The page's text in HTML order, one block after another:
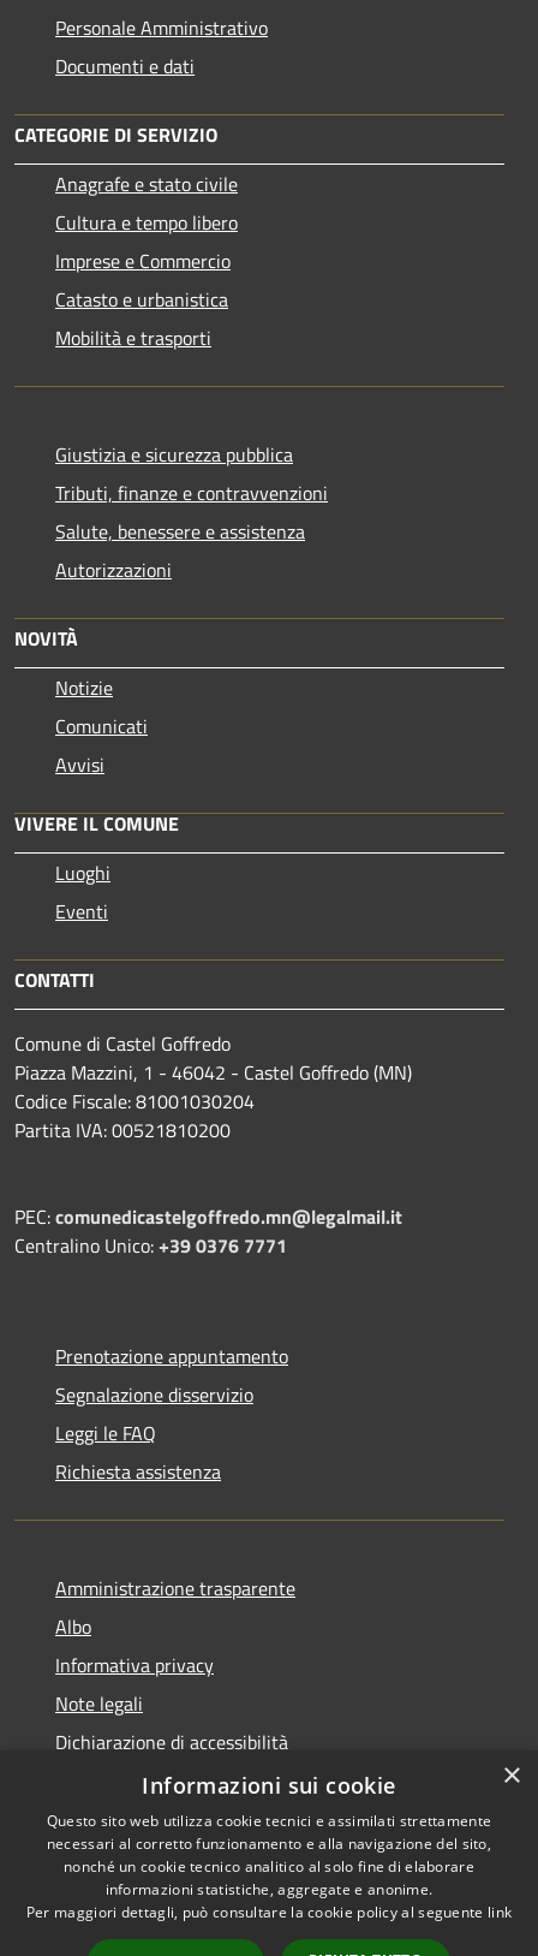
Personale Amministrativo
Documenti e dati
CATEGORIE DI SERVIZIO
Anagrafe e stato civile
Cultura e tempo libero
Imprese e Commercio
Catasto e urbanistica
Mobilità e trasporti
Giustizia e sicurezza pubblica
Tributi, finanze e contravvenzioni
Salute, benessere e assistenza
Autorizzazioni
NOVITÀ
Notizie
Comunicati
Avvisi
VIVERE IL COMUNE
Luoghi
Eventi
CONTATTI
Comune di Castel Goffredo
Piazza Mazzini, 1 - 46042 - Castel Goffredo (MN)
Codice Fiscale: 81001030204
Partita IVA: 00521810200
PEC:comunedicastelgoffredo.mn@legalmail.it
Centralino Unico:+39 0376 7771
Prenotazione appuntamento
Segnalazione disservizio
Leggi le FAQ
Richiesta assistenza
Amministrazione trasparente
Albo
Informativa privacy
Note legali
Dichiarazione di accessibilità
Piano di miglioramento
RSS
Accessibilità
Copyright © 2026 • Comune di
Castel Goffredo • Powered by
×
Informazioni sui cookie
Questo sito web utilizza cookie tecnici e assimilati strettamente
necessari al corretto funzionamento e alla navigazione del sito,
nonché un cookie tecnico analitico al solo fine di elaborare
informazioni statistiche, aggregate e anonime.
Per maggiori dettagli, può consultare la cookie policy al seguente link